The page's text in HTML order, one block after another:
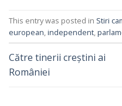
This entry was posted in Stiri
european independent
Către tinerii creștini ai
României